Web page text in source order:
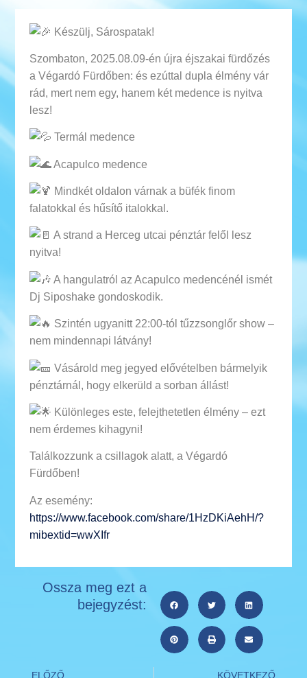
Készülj, Sárospatak!
Szombaton, 2025.08.09-én újra éjszakai fürdőzés
a Végardó Fürdőben: és ezúttal dupla élmény vár
rád, mert nem egy, hanem két medence is nyitva
lesz!
Termál medence
Acapulco medence
Mindkét oldalon várnak a büfék finom
falatokkal és hűsítő italokkal.
A strand a Herceg utcai pénztár felől lesz
nyitva!
A hangulatról az Acapulco medencénél ismét
Dj Siposhake gondoskodik.
Szintén ugyanitt 22:00-tól tűzzsonglőr show –
nem mindennapi látvány!
Vásárold meg jegyed elővételben bármelyik
pénztárnál, hogy elkerüld a sorban állást!
Különleges este, felejthetetlen élmény – ezt
nem érdemes kihagyni!
Találkozzunk a csillagok alatt, a Végardó
Fürdőben!
Az esemény:
https://www.facebook.com/share/1HzDKiAehH/?
mibextid=wwXIfr
Ossza meg ezt a
bejegyzést:
ELŐZŐ
KÖVETKEZŐ